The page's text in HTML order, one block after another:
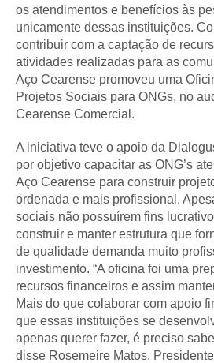
os atendimentos e benefícios às
unicamente dessas instituições.
contribuir com a captação de
atividades realizadas para as
Aço Cearense promoveu uma
Projetos Sociais para ONGs, no
Cearense Comercial.
A iniciativa teve o apoio da
por objetivo capacitar as ONG’s
Aço Cearense para construir
ordenada e mais profissional.
sociais não possuírem fins
construir e manter estrutura que
de qualidade demanda muito
investimento. “A oficina foi uma
recursos financeiros e assim
Mais do que colaborar com apoio
que essas instituições se
apenas querer fazer, é preciso
disse Rosemeire Matos,